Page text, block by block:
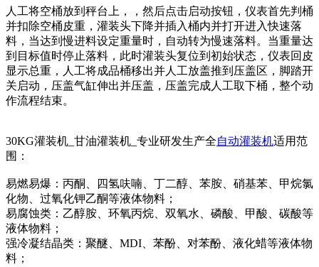
人工将空桶放到秤台上，，然后点击启动按钮，仪表首先判桶
并扣除空桶皮重，灌装头下降并插入桶内并打开进入快速落
料，当达到慢进料设定重量时，自动转为慢速落料。当重量达
到目标值时停止落料，此时灌装头复位到初始状态，仪表回皮
显示总重，人工将成品桶移出并人工放盖推到压盖区，脚踏开
关启动，压盖气缸伸出并压盖，压盖完成人工取下桶，整个动
作流程结束。
30KG灌装机_甘油灌装机_专业研发生产全自动灌装机适用范
围：
易燃易爆：丙酮、四氢呋喃、丁二醇、苯胺、硝基苯、甲烷氯
化物、过氧化钾乙酮等液体物料；
易腐蚀类：乙醇胺、环氧丙烷、双氧水、磷酸、甲酸、碳酸等
液体物料；
强冷凝结晶类：聚醚、MDI、苯酚、对苯酚、液化蜡等液体物
料；